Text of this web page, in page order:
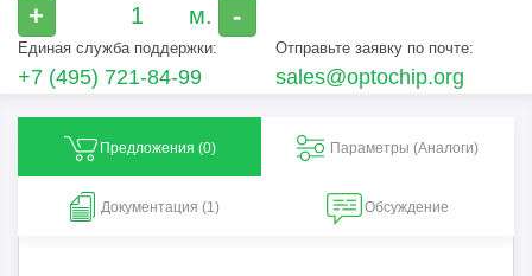
+ -
Единая служба поддержки:
+7 (495) 721-84-99
Отправьте заявку по почте:
sales@optochip.org
Предложения (0) Параметры (Aналоги)
Документация (1) Обсуждение